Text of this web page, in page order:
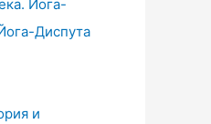
Йога-
Диспута
и